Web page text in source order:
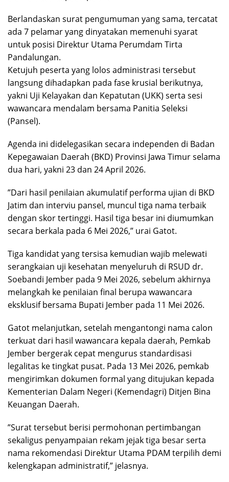
Berlandaskan surat pengumuman yang sama, tercatat
ada 7 pelamar yang dinyatakan memenuhi syarat
untuk posisi Direktur Utama Perumdam Tirta
Pandalungan.
​Ketujuh peserta yang lolos administrasi tersebut
langsung dihadapkan pada fase krusial berikutnya,
yakni Uji Kelayakan dan Kepatutan (UKK) serta sesi
wawancara mendalam bersama Panitia Seleksi
(Pansel).
Agenda ini didelegasikan secara independen di Badan
Kepegawaian Daerah (BKD) Provinsi Jawa Timur selama
dua hari, yakni 23 dan 24 April 2026.
​”Dari hasil penilaian akumulatif performa ujian di BKD
Jatim dan interviu pansel, muncul tiga nama terbaik
dengan skor tertinggi. Hasil tiga besar ini diumumkan
secara berkala pada 6 Mei 2026,” urai Gatot.
​Tiga kandidat yang tersisa kemudian wajib melewati
serangkaian uji kesehatan menyeluruh di RSUD dr.
Soebandi Jember pada 9 Mei 2026, sebelum akhirnya
melangkah ke penilaian final berupa wawancara
eksklusif bersama Bupati Jember pada 11 Mei 2026.
​Gatot melanjutkan, setelah mengantongi nama calon
terkuat dari hasil wawancara kepala daerah, Pemkab
Jember bergerak cepat mengurus standardisasi
legalitas ke tingkat pusat. Pada 13 Mei 2026, pemkab
mengirimkan dokumen formal yang ditujukan kepada
Kementerian Dalam Negeri (Kemendagri) Ditjen Bina
Keuangan Daerah.
​”Surat tersebut berisi permohonan pertimbangan
sekaligus penyampaian rekam jejak tiga besar serta
nama rekomendasi Direktur Utama PDAM terpilih demi
kelengkapan administratif,” jelasnya.